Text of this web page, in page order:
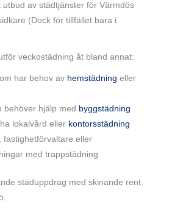
av städtjänster för Värmdös
(Dock för tillfället bara i
veckostädning åt bland annat:
har behov av hemstädning eller
behöver hjälp med byggstädning
lokalvård eller kontorsstädning
fastighetförvaltare eller
med trappstädning
städuppdrag med skinande rent